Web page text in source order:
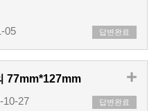
05 답변완료
77mm*127mm
10-27 답변완료